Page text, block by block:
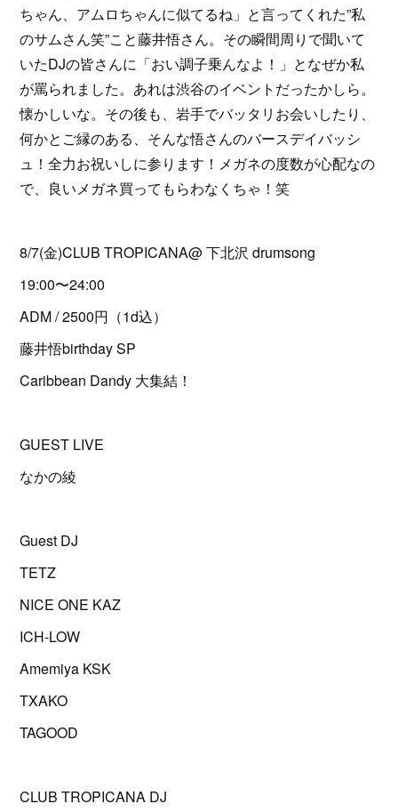
ちゃん、アムロちゃんに似てるね」と言ってくれた”私
のサムさん笑”こと藤井悟さん。その瞬間周りで聞いて
いたDJの皆さんに「おい調子乗んなよ！」となぜか私
が罵られました。あれは渋谷のイベントだったかしら。
懐かしいな。その後も、岩手でバッタリお会いしたり、
何かとご縁のある、そんな悟さんのバースデイバッシ
ュ！全力お祝いしに参ります！メガネの度数が心配なの
で、良いメガネ買ってもらわなくちゃ！笑
8/7(金)CLUB TROPICANA@ 下北沢 drumsong
19:00〜24:00
ADM / 2500円（1d込）
藤井悟birthday SP
Caribbean Dandy 大集結！
GUEST LIVE
なかの綾
Guest DJ
TETZ
NICE ONE KAZ
ICH-LOW
Amemiya KSK
TXAKO
TAGOOD
CLUB TROPICANA DJ